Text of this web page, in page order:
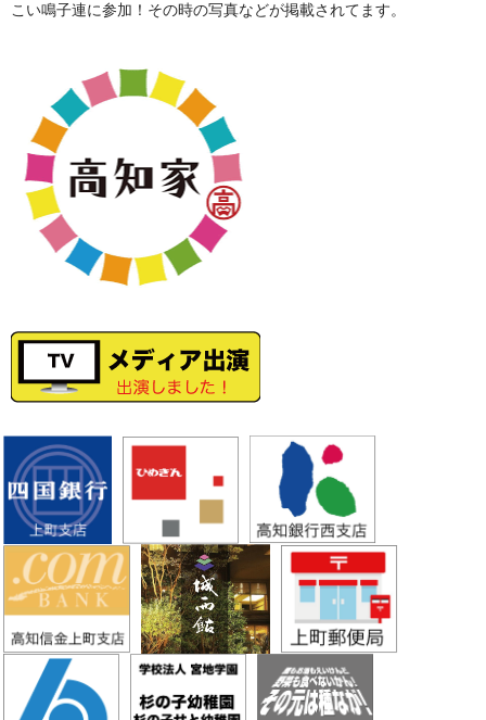
こい鳴子連に参加！その時の写真などが掲載されてます。